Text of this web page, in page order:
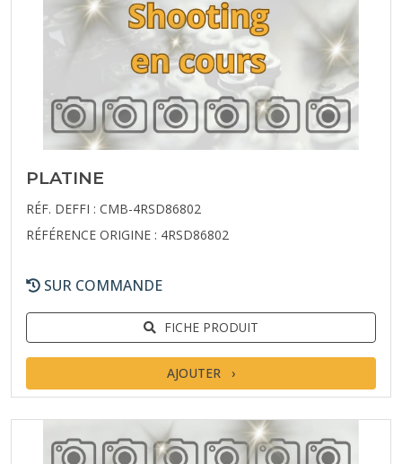
PLATINE
RÉF. DEFFI : CMB-4RSD86802
RÉFÉRENCE ORIGINE : 4RSD86802
SUR COMMANDE
FICHE PRODUIT
AJOUTER